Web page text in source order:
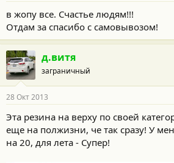
в жопу все. Счастье людям!!!
Отдам за спасибо с самовывозом!
д.витя
заграничный
28 Окт 2013
Эта резина на верху по своей
еще на полжизни, че так сразу! У
на 20, для лета - Супер!